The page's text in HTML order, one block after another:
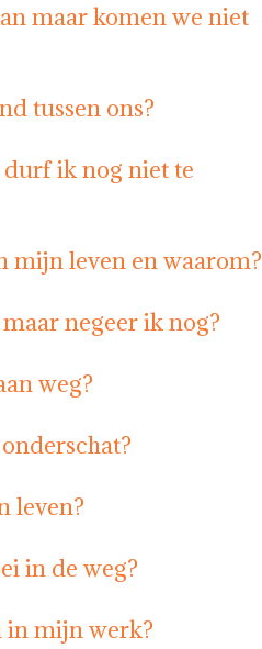
maar komen we niet
tussen ons?
ik nog niet te
mijn leven en waarom?
negeer ik nog?
weg?
leven?
in de weg?
in mijn werk?